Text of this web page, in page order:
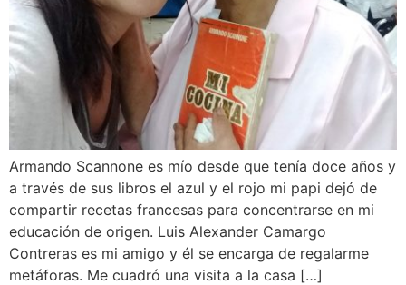
Armando Scannone es mío desde que tenía doce años y
a través de sus libros el azul y el rojo mi papi dejó de
compartir recetas francesas para concentrarse en mi
educación de origen. Luis Alexander Camargo
Contreras es mi amigo y él se encarga de regalarme
metáforas. Me cuadró una visita a la casa […]